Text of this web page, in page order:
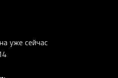
уже сейчас